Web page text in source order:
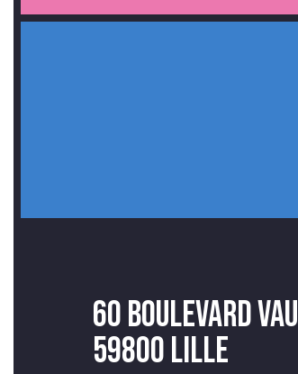
60 Boulevard
59800 Lille